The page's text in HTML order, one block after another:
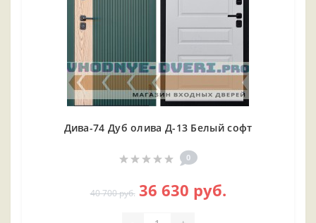
Дива-74 Дуб олива Д-13 Белый софт
0
40 700 руб. 36 630 руб.